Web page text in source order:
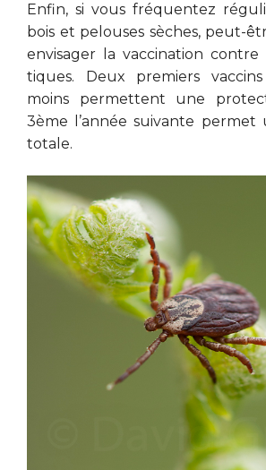
Enfin, si vous fréquentez
bois et pelouses sèches, peut-
envisager la vaccination contre
tiques. Deux premiers vaccins
moins permettent une
3ème l’année suivante
totale.